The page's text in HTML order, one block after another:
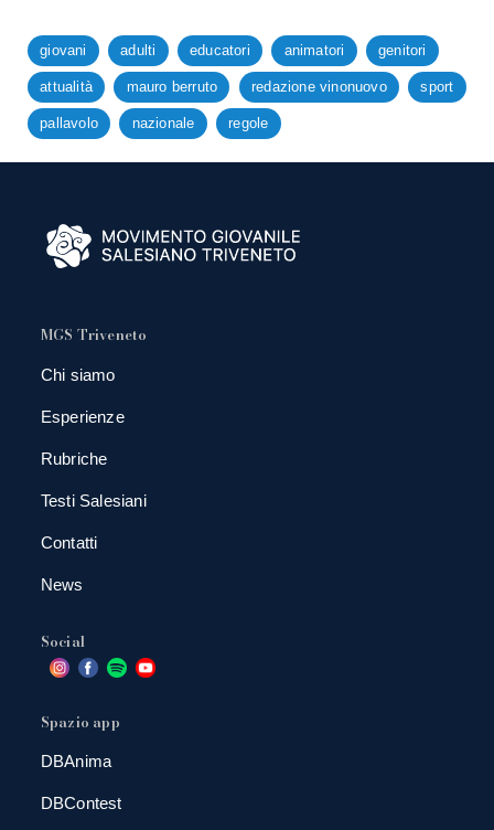
giovani adulti educatori animatori genitori
attualità mauro berruto redazione vinonuovo sport
pallavolo nazionale regole
MGS Triveneto
Chi siamo
Esperienze
Rubriche
Testi Salesiani
Contatti
News
Social
Spazio app
DBAnima
DBContest